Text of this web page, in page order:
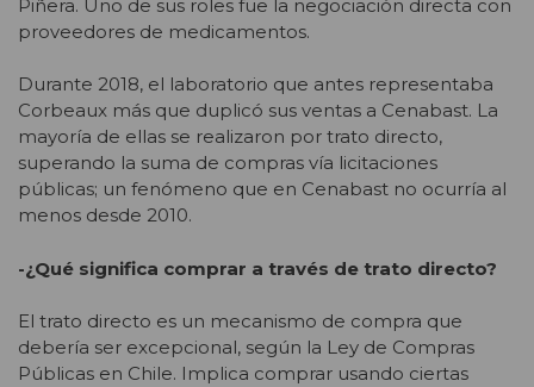
Piñera. Uno de sus roles fue la negociación directa con
proveedores de medicamentos.
Durante 2018, el laboratorio que antes representaba
Corbeaux más que duplicó sus ventas a Cenabast. La
mayoría de ellas se realizaron por trato directo,
superando la suma de compras vía licitaciones
públicas; un fenómeno que en Cenabast no ocurría al
menos desde 2010.
-¿Qué significa comprar a través de trato directo?
El trato directo es un mecanismo de compra que
debería ser excepcional, según la Ley de Compras
Públicas en Chile. Implica comprar usando ciertas